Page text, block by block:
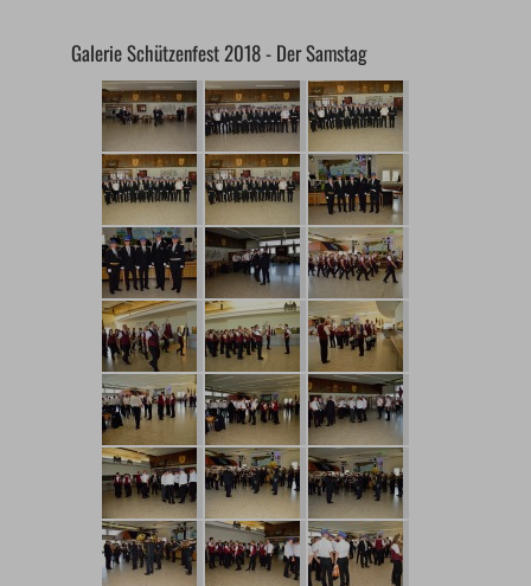
Galerie Schützenfest 2018 - Der Samstag